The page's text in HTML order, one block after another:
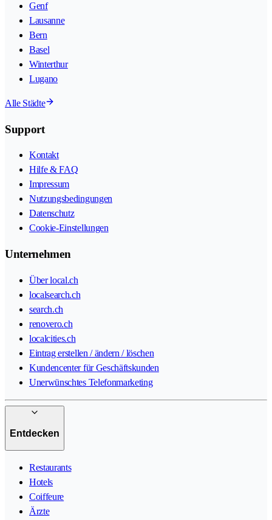
Genf
Lausanne
Bern
Basel
Winterthur
Lugano
Alle Städte
Support
Kontakt
Hilfe & FAQ
Impressum
Nutzungsbedingungen
Datenschutz
Cookie-Einstellungen
Unternehmen
Über local.ch
localsearch.ch
search.ch
renovero.ch
localcities.ch
Eintrag erstellen / ändern / löschen
Kundencenter für Geschäftskunden
Unerwünschtes Telefonmarketing
Entdecken
Restaurants
Hotels
Coiffeure
Ärzte